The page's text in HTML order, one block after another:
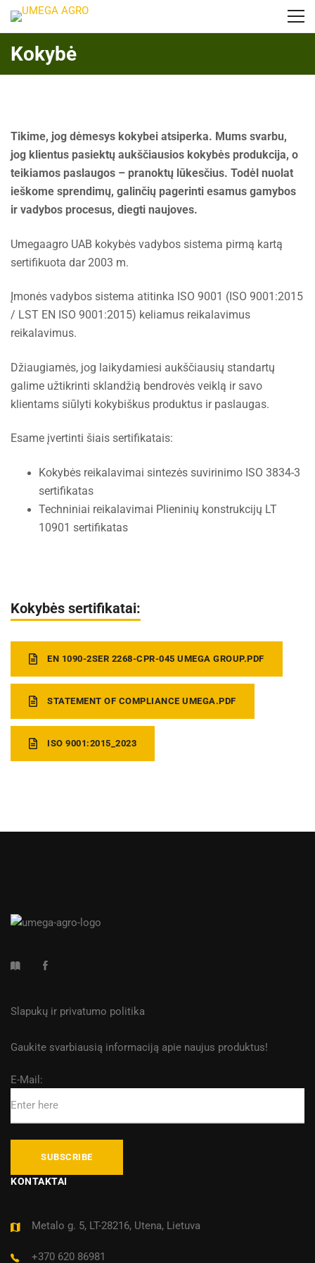
Kokybė
Tikime, jog dėmesys kokybei atsiperka. Mums svarbu,
jog klientus pasiektų aukščiausios kokybės produkcija, o
teikiamos paslaugos – pranoktų lūkesčius. Todėl nuolat
ieškome sprendimų, galinčių pagerinti esamus gamybos
ir vadybos procesus, diegti naujoves.
Umegaagro UAB kokybės vadybos sistema pirmą kartą
sertifikuota dar 2003 m.
Įmonės vadybos sistema atitinka ISO 9001 (ISO 9001:2015
/ LST EN ISO 9001:2015) keliamus reikalavimus
reikalavimus.
Džiaugiamės, jog laikydamiesi aukščiausių standartų
galime užtikrinti sklandžią bendrovės veiklą ir savo
klientams siūlyti kokybiškus produktus ir paslaugas.
Esame įvertinti šiais sertifikatais:
Kokybės reikalavimai sintezės suvirinimo ISO 3834-3
sertifikatas
Techniniai reikalavimai Plieninių konstrukcijų LT
10901 sertifikatas
Kokybės sertifikatai:
EN 1090-2SER 2268-CPR-045 UMEGA GROUP.PDF
STATEMENT OF COMPLIANCE UMEGA.PDF
ISO 9001:2015_2023
Slapukų ir privatumo politika
Gaukite svarbiausią informaciją apie naujus produktus!
E-Mail:
KONTAKTAI
Metalo g. 5, LT-28216, Utena, Lietuva
+370 620 86981